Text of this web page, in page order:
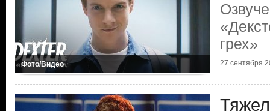
Фото/Видео
грех»
27 сентября